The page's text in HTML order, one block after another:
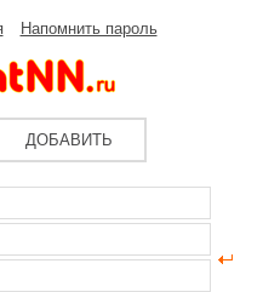
Напомнить пароль
ДОБАВИТЬ